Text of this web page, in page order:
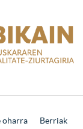
oharra
Berriak